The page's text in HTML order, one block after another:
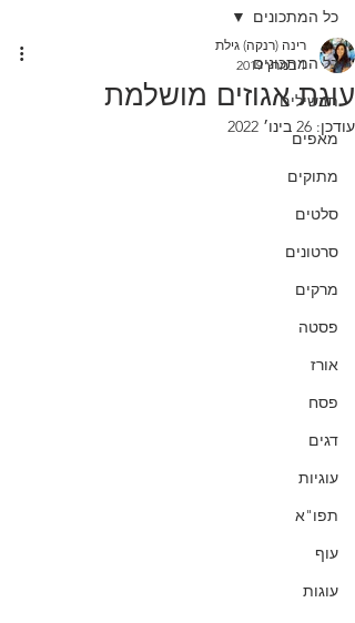
כל המתכונים
תבשילים
מאפים
מתוקים
סלטים
סרטונים
מרקים
פסטה
אורז
פסח
דגים
עוגיות
תפו"א
עוף
עוגות
כל המתכונים
עוגת אגוזים מושלמת
רינה (רנקה) גילת
1 במרץ 2019
עודכן: 26 בינו׳ 2022